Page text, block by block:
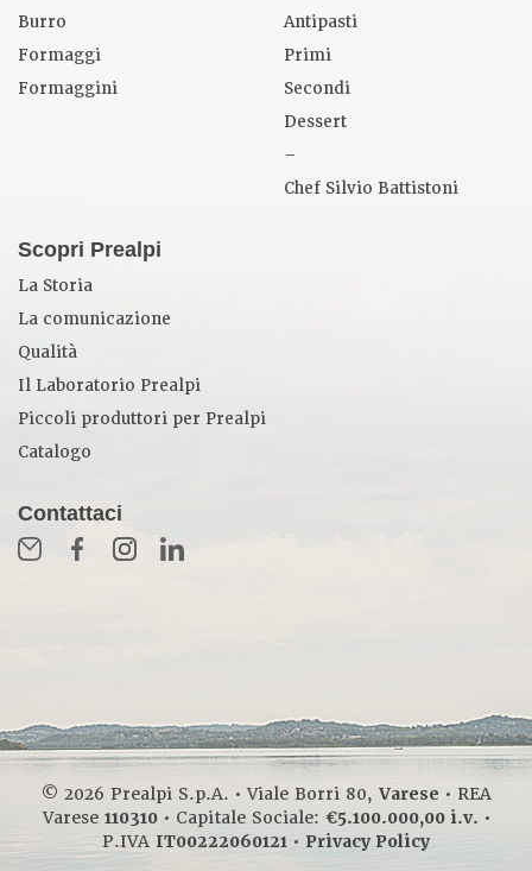
Burro
Formaggi
Formaggini
Antipasti
Primi
Secondi
Dessert
–
Chef Silvio Battistoni
Scopri Prealpi
La Storia
La comunicazione
Qualità
Il Laboratorio Prealpi
Piccoli produttori per Prealpi
Catalogo
Contattaci
© 2026 Prealpi S.p.A. • Viale Borri 80, Varese • REA
Varese 110310• Capitale Sociale: €5.100.000,00 i.v. •
P.IVA IT00222060121 • Privacy Policy